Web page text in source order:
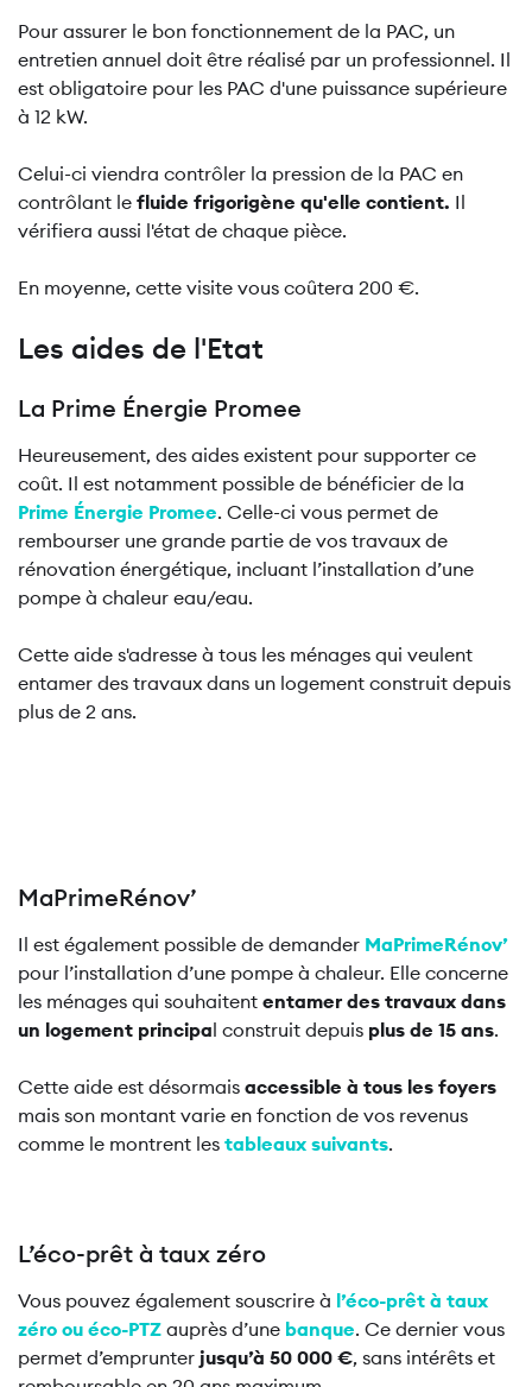
Pour assurer le bon fonctionnement de la PAC, un
entretien annuel doit être réalisé par un professionnel. Il
est obligatoire pour les PAC d'une puissance supérieure
à 12 kW.
Celui-ci viendra contrôler la pression de la PAC en
contrôlant le fluide frigorigène qu'elle contient. Il
vérifiera aussi l'état de chaque pièce.
En moyenne, cette visite vous coûtera 200 €.
Les aides de l'Etat
La Prime Énergie Promee
Heureusement, des aides existent pour supporter ce
coût. Il est notamment possible de bénéficier de la
Prime Énergie Promee. Celle-ci vous permet de
rembourser une grande partie de vos travaux de
rénovation énergétique, incluant l’installation d’une
pompe à chaleur eau/eau.
Cette aide s'adresse à tous les ménages qui veulent
entamer des travaux dans un logement construit depuis
plus de 2 ans.
MaPrimeRénov’
Il est également possible de demander MaPrimeRénov’
pour l’installation d’une pompe à chaleur. Elle concerne
les ménages qui souhaitent entamer des travaux dans
un logement principal construit depuis plus de 15 ans.
Cette aide est désormais accessible à tous les foyers
mais son montant varie en fonction de vos revenus
comme le montrent les tableaux suivants.
L’éco-prêt à taux zéro
Vous pouvez également souscrire à l’éco-prêt à taux
zéro ou éco-PTZ auprès d’une banque. Ce dernier vous
permet d’emprunter jusqu’à 50 000 €, sans intérêts et